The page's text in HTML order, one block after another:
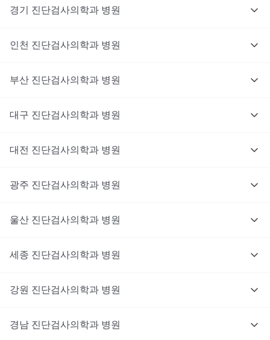
경기 진단검사의학과 병원
인천 진단검사의학과 병원
부산 진단검사의학과 병원
대구 진단검사의학과 병원
대전 진단검사의학과 병원
광주 진단검사의학과 병원
울산 진단검사의학과 병원
세종 진단검사의학과 병원
강원 진단검사의학과 병원
경남 진단검사의학과 병원